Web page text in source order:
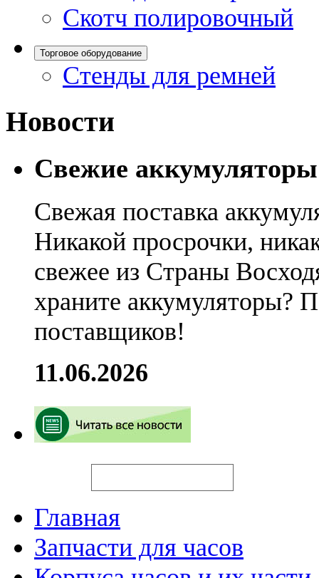
Скотч полировочный
Торговое оборудование
Стенды для ремней
Новости
Свежие
Свежая поставка
Никакой просрочки,
свежее из Страны
храните аккумуляторы?
поставщиков!
11.06.2026
Главная
Запчасти для часов